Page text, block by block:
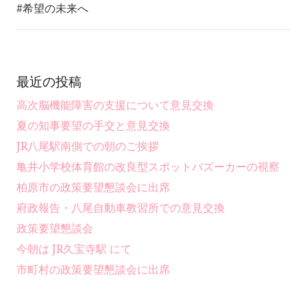
#希望の未来へ
最近の投稿
高次脳機能障害の支援について意見交換
夏の知事要望の手交と意見交換
JR八尾駅南側での朝のご挨拶
亀井小学校体育館の改良型スポットバズーカーの視察
柏原市の政策要望懇談会に出席
府政報告・八尾自動車教習所での意見交換
政策要望懇談会
今朝は JR久宝寺駅 にて
市町村の政策要望懇談会に出席